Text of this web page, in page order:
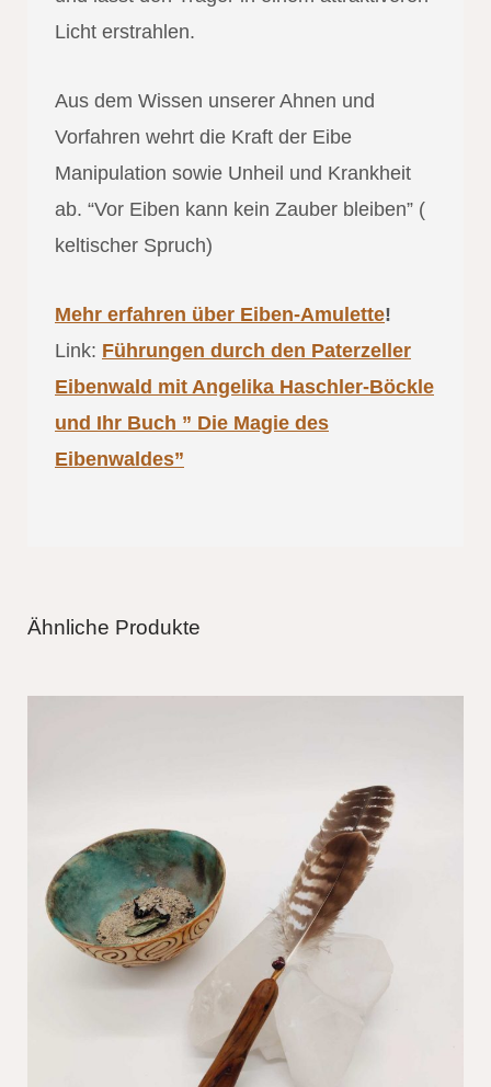
Licht erstrahlen.
Aus dem Wissen unserer Ahnen und
Vorfahren wehrt die Kraft der Eibe
Manipulation sowie Unheil und Krankheit
ab. “Vor Eiben kann kein Zauber bleiben” (
keltischer Spruch)
Mehr erfahren über Eiben-Amulette!
Link: Führungen durch den Paterzeller
Eibenwald mit Angelika Haschler-Böckle
und Ihr Buch ” Die Magie des
Eibenwaldes”
Ähnliche Produkte